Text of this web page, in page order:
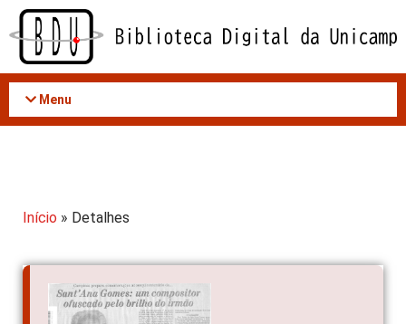
Acessar
conteúdo
Menu
Início » Detalhes